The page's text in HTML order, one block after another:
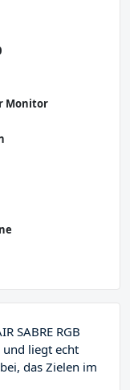
Monitor
SABRE RGB
und liegt echt
das Zielen im